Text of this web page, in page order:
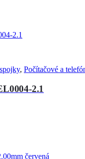
, Počítačové a
2.1